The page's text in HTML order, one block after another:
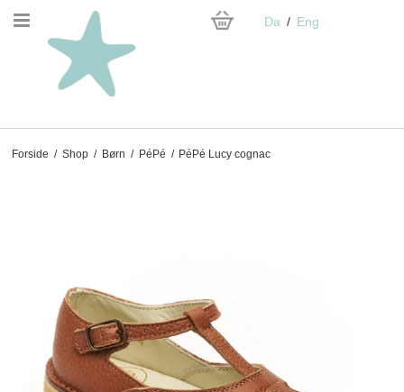
Da Eng
Forside / Shop / Børn / PéPé / PéPé Lucy cognac